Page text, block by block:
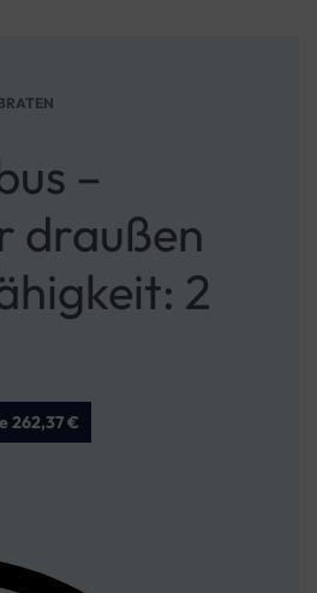
–
draußen
2
262,37 €